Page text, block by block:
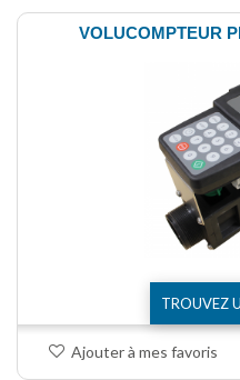
VOLUCOMPTEUR
TROUVEZ
Ajouter à mes favoris